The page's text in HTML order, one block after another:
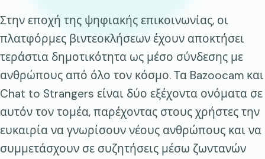
Στην εποχή της ψηφιακής επικοινωνίας, οι
πλατφόρμες βιντεοκλήσεων έχουν αποκτήσει
τεράστια δημοτικότητα ως μέσο σύνδεσης με
ανθρώπους από όλο τον κόσμο. Τα Bazoocam και
Chat to Strangers είναι δύο εξέχοντα ονόματα σε
αυτόν τον τομέα, παρέχοντας στους χρήστες την
ευκαιρία να γνωρίσουν νέους ανθρώπους και να
συμμετάσχουν σε συζητήσεις μέσω ζωντανών